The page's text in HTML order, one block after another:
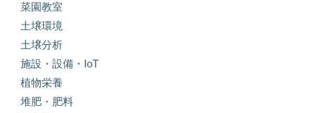
菜園教室
土壌環境
土壌分析
施設・設備・IoT
植物栄養
堆肥・肥料